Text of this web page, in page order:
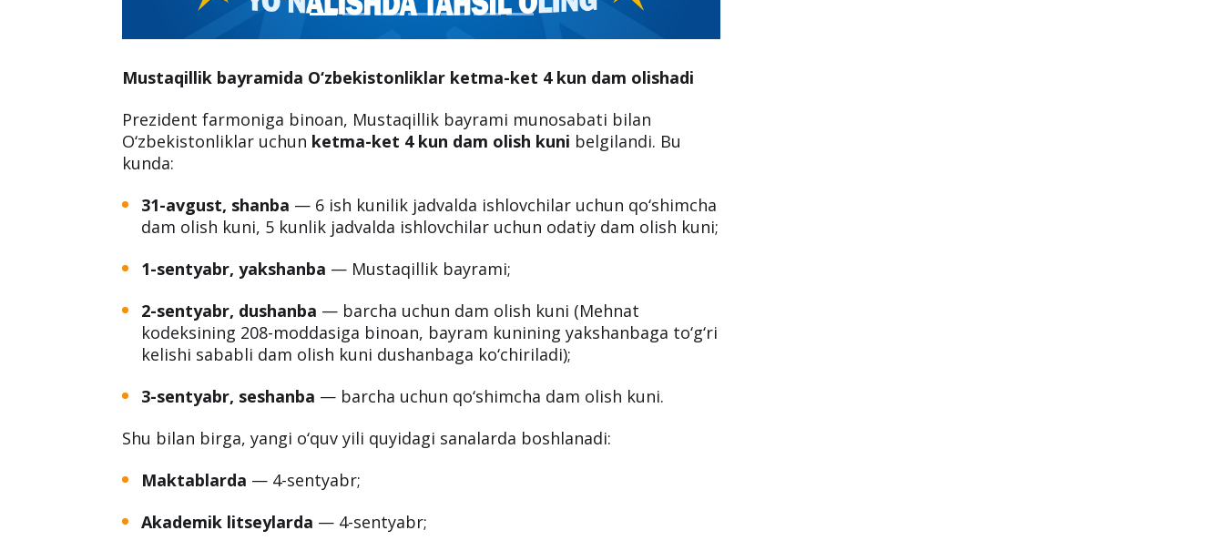
Mustaqillik bayramida O‘zbekistonliklar ketma-ket 4 kun dam olishadi
Prezident farmoniga binoan, Mustaqillik bayrami munosabati bilan
O‘zbekistonliklar uchun ketma-ket 4 kun dam olish kuni belgilandi. Bu
kunda:
31-avgust, shanba — 6 ish kunilik jadvalda ishlovchilar uchun qo‘shimcha
dam olish kuni, 5 kunlik jadvalda ishlovchilar uchun odatiy dam olish kuni;
1-sentyabr, yakshanba — Mustaqillik bayrami;
2-sentyabr, dushanba — barcha uchun dam olish kuni (Mehnat
kodeksining 208-moddasiga binoan, bayram kunining yakshanbaga to‘g‘ri
kelishi sababli dam olish kuni dushanbaga ko‘chiriladi);
3-sentyabr, seshanba — barcha uchun qo‘shimcha dam olish kuni.
Shu bilan birga, yangi o‘quv yili quyidagi sanalarda boshlanadi:
Maktablarda — 4-sentyabr;
Akademik litseylarda — 4-sentyabr;